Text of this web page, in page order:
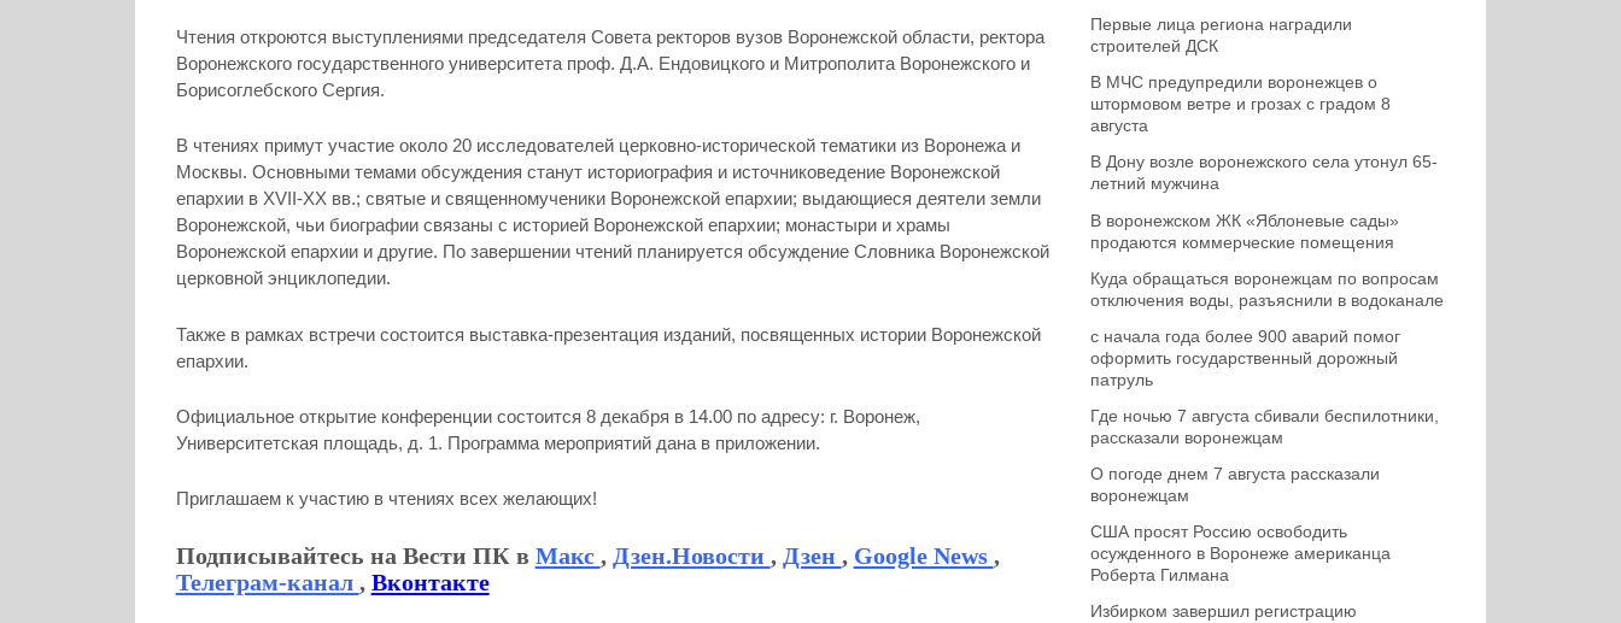
Чтения откроются выступлениями председателя Совета ректоров вузов Воронежской области, ректора
Воронежского государственного университета проф. Д.А. Ендовицкого и Митрополита Воронежского и
Борисоглебского Сергия.
В чтениях примут участие около 20 исследователей церковно-исторической тематики из Воронежа и
Москвы. Основными темами обсуждения станут историография и источниковедение Воронежской
епархии в XVII-XX вв.; святые и священномученики Воронежской епархии; выдающиеся деятели земли
Воронежской, чьи биографии связаны с историей Воронежской епархии; монастыри и храмы
Воронежской епархии и другие. По завершении чтений планируется обсуждение Словника Воронежской
церковной энциклопедии.
Также в рамках встречи состоится выставка-презентация изданий, посвященных истории Воронежской
епархии.
Официальное открытие конференции состоится 8 декабря в 14.00 по адресу: г. Воронеж,
Университетская площадь, д. 1. Программа мероприятий дана в приложении.
Приглашаем к участию в чтениях всех желающих!
Подписывайтесь на Вести ПК в Макс , Дзен.Новости , Дзен , Google News ,
Телеграм-канал , Вконтакте
Первые лица региона наградили
строителей ДСК
В МЧС предупредили воронежцев о
штормовом ветре и грозах с градом 8
августа
В Дону возле воронежского села утонул 65-
летний мужчина
В воронежском ЖК «Яблоневые сады»
продаются коммерческие помещения
Куда обращаться воронежцам по вопросам
отключения воды, разъяснили в водоканале
с начала года более 900 аварий помог
оформить государственный дорожный
патруль
Где ночью 7 августа сбивали беспилотники,
рассказали воронежцам
О погоде днем 7 августа рассказали
воронежцам
США просят Россию освободить
осужденного в Воронеже американца
Роберта Гилмана
Избирком завершил регистрацию